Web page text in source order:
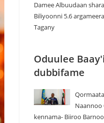
Damee Albuudaan
Biliyoonni 5.6
Tagany
Oduulee
dubbifame
Naannoo
kennama- Biiroo